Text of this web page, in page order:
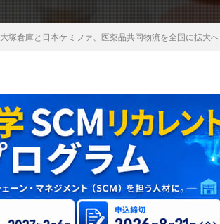
大塚倉庫と日本ケミファ、医薬品共同物流を全国に拡大へ